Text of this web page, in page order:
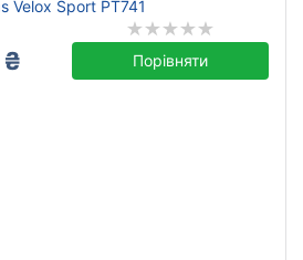
Velox Sport PT741
Порівняти